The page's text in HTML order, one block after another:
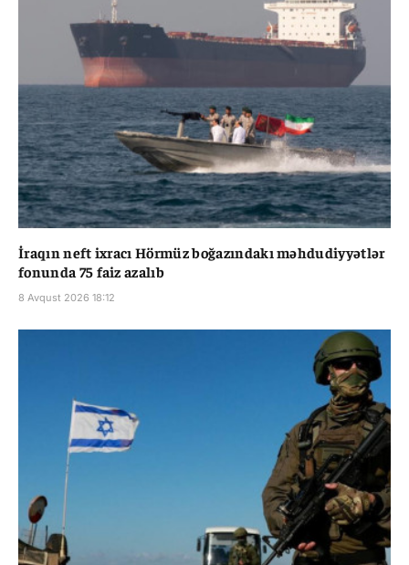
İraqın neft ixracı Hörmüz boğazındakı məhdudiyyətlər
fonunda 75 faiz azalıb
8 Avqust 2026 18:12